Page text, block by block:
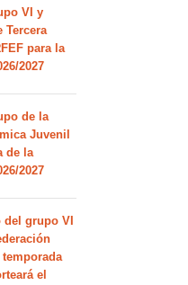
VI y
Tercera
para la
2027
de la
Juvenil
de la
2027
del grupo VI
temporada
el